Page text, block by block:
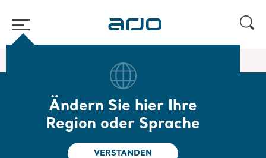
Ändern Sie hier Ihre
Region oder Sprache
VERSTANDEN
Schaumstoffmatratze
ConformX
Viskoelastische Schaumstoffmatratzen